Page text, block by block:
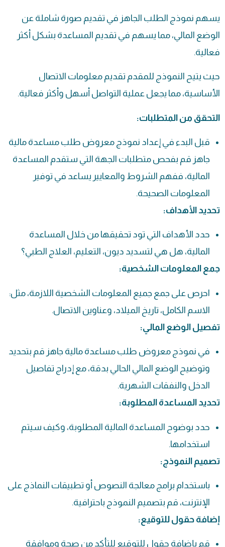
يسهم نموذج الطلب الجاهز في تقديم صورة شاملة عن
الوضع المالي، مما يسهم في تقديم المساعدة بشكل أكثر
فعالية.
حيث يتيح النموذج للمقدم تقديم معلومات الاتصال
الأساسية، مما يجعل عملية التواصل أسهل وأكثر فعالية.
التحقق من المتطلبات:
قبل البدء في إعداد نموذج معروض طلب مساعدة مالية
جاهز قم بفحص متطلبات الجهة التي ستقدم المساعدة
المالية، ففهم الشروط والمعايير يساعد في توفير
المعلومات الصحيحة.
تحديد الأهداف:
حدد الأهداف التي تود تحقيقها من خلال المساعدة
المالية، هل هي لتسديد ديون، التعليم، العلاج الطبي؟
جمع المعلومات الشخصية:
احرص على جمع جميع المعلومات الشخصية اللازمة، مثل:
الاسم الكامل، تاريخ الميلاد، وعناوين الاتصال.
تفصيل الوضع المالي:
في نموذج معروض طلب مساعدة مالية جاهز قم بتحديد
وتوضيح الوضع المالي الحالي بدقة، مع إدراج تفاصيل
الدخل والنفقات الشهرية.
تحديد المساعدة المطلوبة:
حدد بوضوح المساعدة المالية المطلوبة، وكيف سيتم
استخدامها.
تصميم النموذج:
باستخدام برامج معالجة النصوص أو تطبيقات النماذج على
الإنترنت، قم بتصميم النموذج باحترافية.
إضافة حقول للتوقيع:
قم بإضافة حقول للتوقيع للتأكد من صحة وموافقة